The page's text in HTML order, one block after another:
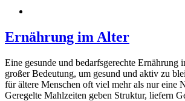
Ernährung im Alter
Eine gesunde und bedarfsgerechte Ernährung
großer Bedeutung, um gesund und aktiv zu
für ältere Menschen oft viel mehr als nur eine
Geregelte Mahlzeiten geben Struktur, liefern